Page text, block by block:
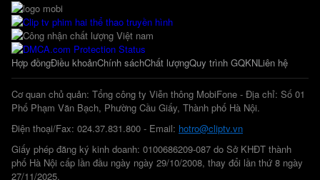
Hợp đồngĐiều khoảnChính sáchChất lượngQuy trình GQKNLiên hệ
Cơ quan chủ quản: Tổng công ty Viễn thông MobiFone - Địa chỉ: Số 01
Phố Phạm Văn Bạch, Phường Cầu Giấy, Thành phố Hà Nội.
Điện thoại/Fax: 024.37.831.800 - Email: hotro@cliptv.vn
Giấy phép đăng ký kinh doanh: 0100686209-087 do Sở KHĐT thành
phố Hà Nội cấp lần đầu ngày ngày 29/10/2008, thay đổi lần thứ 8 ngày
27/11/2025.